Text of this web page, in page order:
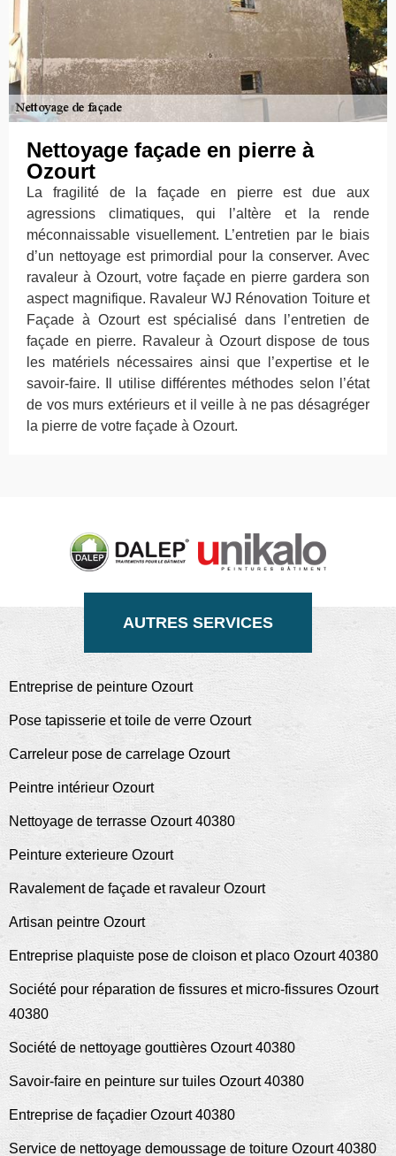
Nettoyage façade en pierre à
Ozourt
La fragilité de la façade en pierre est due aux
agressions climatiques, qui l’altère et la rende
méconnaissable visuellement. L’entretien par le biais
d’un nettoyage est primordial pour la conserver. Avec
ravaleur à Ozourt, votre façade en pierre gardera son
aspect magnifique. Ravaleur WJ Rénovation Toiture et
Façade à Ozourt est spécialisé dans l’entretien de
façade en pierre. Ravaleur à Ozourt dispose de tous
les matériels nécessaires ainsi que l’expertise et le
savoir-faire. Il utilise différentes méthodes selon l’état
de vos murs extérieurs et il veille à ne pas désagréger
la pierre de votre façade à Ozourt.
AUTRES SERVICES
Entreprise de peinture Ozourt
Pose tapisserie et toile de verre Ozourt
Carreleur pose de carrelage Ozourt
Peintre intérieur Ozourt
Nettoyage de terrasse Ozourt 40380
Peinture exterieure Ozourt
Ravalement de façade et ravaleur Ozourt
Artisan peintre Ozourt
Entreprise plaquiste pose de cloison et placo Ozourt 40380
Société pour réparation de fissures et micro-fissures Ozourt
40380
Société de nettoyage gouttières Ozourt 40380
Savoir-faire en peinture sur tuiles Ozourt 40380
Entreprise de façadier Ozourt 40380
Service de nettoyage demoussage de toiture Ozourt 40380